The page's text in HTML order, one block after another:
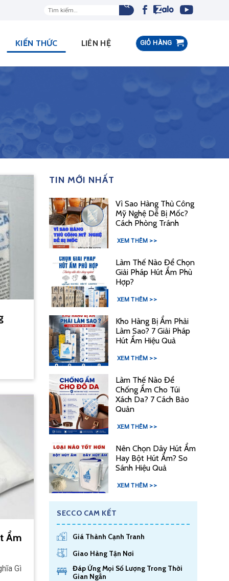
Tìm
KIẾN THỨC LIÊN HỆ GIỎ HÀNG
Ẩm
Gì
TIN MỚI NHẤT
Vì Sao Hàng Thủ Công
Mỹ Nghệ Dễ Bị Mốc?
Cách Phòng Tránh
XEM THÊM >>
Làm Thế Nào Để Chọn
Giải Pháp Hút Ẩm Phù
Hợp?
XEM THÊM >>
Kho Hàng Bị Ẩm Phải
Làm Sao? 7 Giải Pháp
Hút Ẩm Hiệu Quả
XEM THÊM >>
Làm Thế Nào Để
Chống Ẩm Cho Túi
Xách Da? 7 Cách Bảo
Quản
XEM THÊM >>
Nên Chọn Dây Hút Ẩm
Hay Bột Hút Ẩm? So
Sánh Hiệu Quả
XEM THÊM >>
SECCO CAM KẾT
Giá Thành Cạnh Tranh
Giao Hàng Tận Nơi
Đáp Ứng Mọi Số Lượng Trong Thời
Gian Ngắn